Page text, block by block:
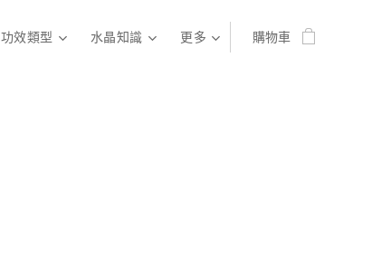
功效類型 水晶知識 更多 購物車